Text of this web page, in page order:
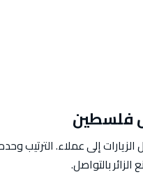
فلسطين
الزيارات إلى عملاء. الترتيب
بالتواصل.